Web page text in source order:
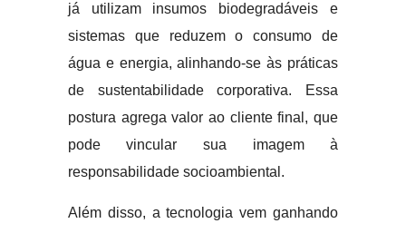
já utilizam insumos biodegradáveis e
sistemas que reduzem o consumo de
água e energia, alinhando-se às práticas
de sustentabilidade corporativa. Essa
postura agrega valor ao cliente final, que
pode vincular sua imagem à
responsabilidade socioambiental.
Além disso, a tecnologia vem ganhando